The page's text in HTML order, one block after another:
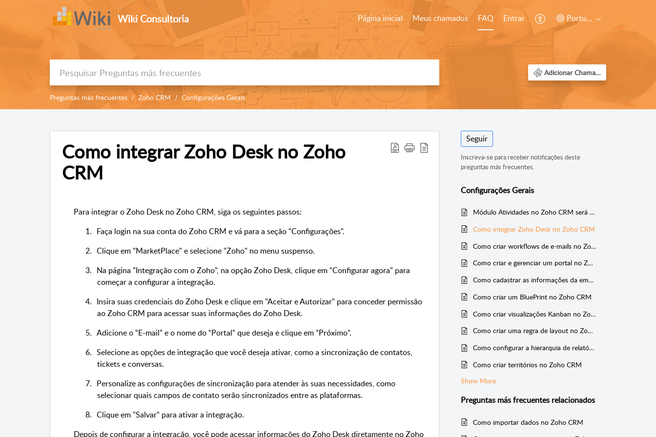
Wiki Consultoria Página inicial Meus chamados FAQ Entrar Português (Brazil)
Adicionar Chamado
Preguntas más frecuentes Zoho CRM Configurações Gerais
Como integrar Zoho Desk no Zoho
CRM
Para integrar o Zoho Desk no Zoho CRM, siga os seguintes passos:
1. Faça login na sua conta do Zoho CRM e vá para a seção "Configurações".
2. Clique em "MarketPlace" e selecione "Zoho" no menu suspenso.
3. Na página "Integração com o Zoho", na opção Zoho Desk, clique em "Configuraragora" para
começar a configurar a integração.
4. Insira suas credenciais do Zoho Desk e clique em "Aceitar e Autorizar" para conceder permissão
ao Zoho CRM para acessar suas informações do Zoho Desk.
5. Adicione o “E-mail” e o nome do “Portal” que deseja e clique em “Próximo”.
6. Selecione as opções de integração que você deseja ativar, como a sincronização de contatos,
tickets e conversas.
7. Personalize as configurações de sincronização para atender às suas necessidades, como
selecionar quais campos de contato serão sincronizados entre as plataformas.
8. Clique em "Salvar" para ativar a integração.
Depois de configurar a integração, você pode acessar informações do Zoho Desk diretamente no Zoho
Seguir
Inscreva-se para receber notificações deste
preguntas más frecuentes.
Configurações Gerais
Módulo Atividades no Zoho CRM será descontinuado
Como integrar Zoho Desk no Zoho CRM
Como criar workflows de e-mails no Zoho CRM
Como criar e gerenciar um portal no Zoho CRM
Como cadastrar as informações da empresa no Zoho CRM
Como criar um BluePrint no Zoho CRM
Como criar visualizações Kanban no Zoho CRM
Como criar uma regra de layout no Zoho CRM
Como configurar a hierarquia de relatórios no Zoho CRM
Como criar territórios no Zoho CRM
Show More
Preguntas más frecuentes relacionados
Como importar dados no Zoho CRM